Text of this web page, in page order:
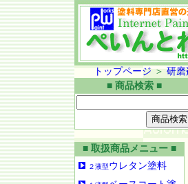
トップページ ＞ 研磨
■ 商品検索 ■
■ 取扱商品メニュー ■
２液型ウレタン塗料